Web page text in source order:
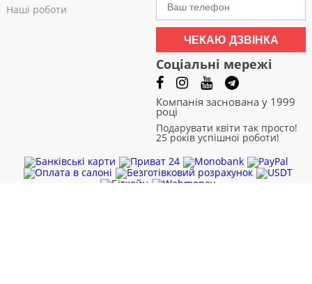
Наші роботи
ЧЕКАЮ ДЗВІНКА
Соціальні мережі
Компанія заснована у 1999
році
Подарувати квіти так просто!
25 років успішної роботи!